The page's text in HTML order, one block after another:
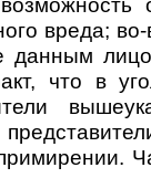
вреда;
данным
что в